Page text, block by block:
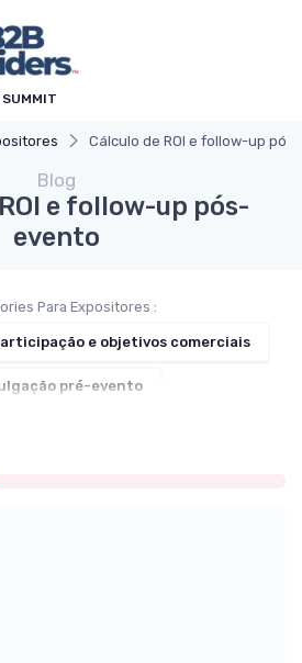
Cálculo de ROI e follow-up
Blog
e follow-up pós-
evento
Para Expositores :
e objetivos comerciais
pré-evento
integração com CRM